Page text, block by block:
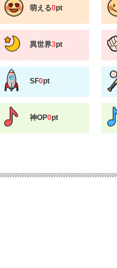
萌える0pt
異世界3pt
SF0pt
神OP0pt